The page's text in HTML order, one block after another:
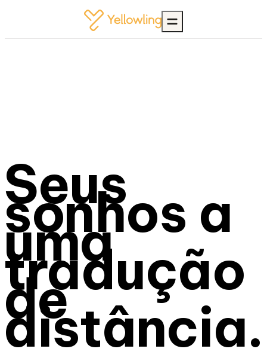
Seus
sonhos a
uma
tradução
de
distância.